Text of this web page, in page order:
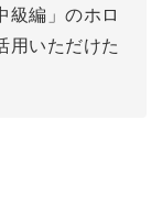
級編」のホロ
用いただけた